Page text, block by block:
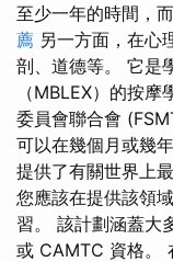
至少一年的時間，
薦 另一方面，在心
剖、道德等。 它是
（MBLEX）的按
委員會聯合會
可以在幾個月或幾
提供了有關世界上
您應該在提供該領
習。 該計劃涵蓋大
或 CAMTC 資格。